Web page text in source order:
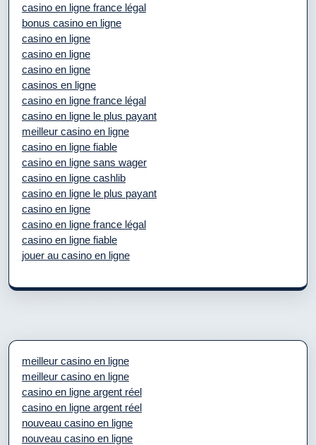
casino en ligne france légal
bonus casino en ligne
casino en ligne
casino en ligne
casino en ligne
casinos en ligne
casino en ligne france légal
casino en ligne le plus payant
meilleur casino en ligne
casino en ligne fiable
casino en ligne sans wager
casino en ligne cashlib
casino en ligne le plus payant
casino en ligne
casino en ligne france légal
casino en ligne fiable
jouer au casino en ligne
meilleur casino en ligne
meilleur casino en ligne
casino en ligne argent réel
casino en ligne argent réel
nouveau casino en ligne
nouveau casino en ligne